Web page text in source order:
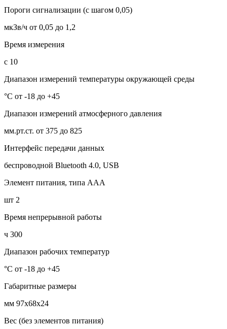
Пороги сигнализации (с шагом 0,05)
мкЗв/ч от 0,05 до 1,2
Время измерения
с 10
Диапазон измерений температуры окружающей среды
°С от -18 до +45
Диапазон измерений атмосферного давления
мм.рт.ст. от 375 до 825
Интерфейс передачи данных
беспроводной Bluetooth 4.0, USB
Элемент питания, типа ААА
шт 2
Время непрерывной работы
ч 300
Диапазон рабочих температур
°С от -18 до +45
Габаритные размеры
мм 97x68x24
Вес (без элементов питания)